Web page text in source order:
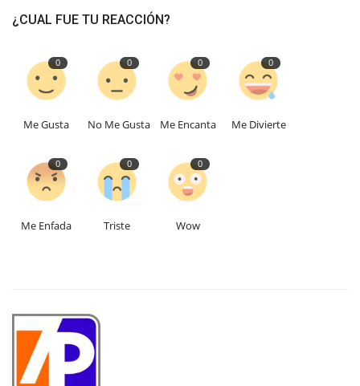
¿CUAL FUE TU REACCIÓN?
0
Me Gusta
0
No Me Gusta
0
Me Encanta
0
Me Divierte
0
Me Enfada
0
Triste
0
Wow